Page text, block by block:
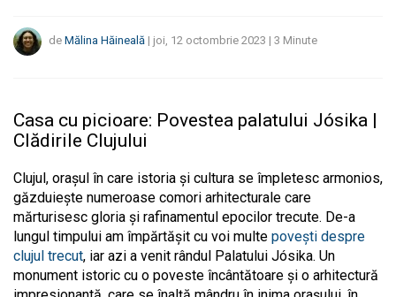
de Mălina Hăineală | joi, 12 octombrie 2023 | 3 Minute
Casa cu picioare: Povestea palatului Jósika |
Clădirile Clujului
Clujul, orașul în care istoria și cultura se împletesc armonios,
găzduiește numeroase comori arhitecturale care
mărturisesc gloria și rafinamentul epocilor trecute. De-a
lungul timpului am împărtășit cu voi multe povești despre
clujul trecut, iar azi a venit rândul Palatului Jósika. Un
monument istoric cu o poveste încântătoare și o arhitectură